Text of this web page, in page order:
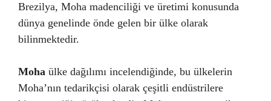
Brezilya, Moha madenciliği ve üretimi konusunda
dünya genelinde önde gelen bir ülke olarak
bilinmektedir.
Moha ülke dağılımı incelendiğinde, bu ülkelerin
Moha’nın tedarikçisi olarak çeşitli endüstrilere